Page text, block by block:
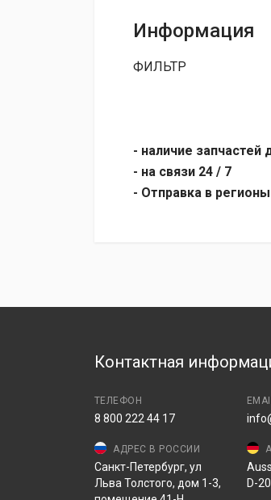
Информация
ФИЛЬТР
- наличие запчастей
- на связи 24 / 7
- Отправка в регионы
Контактная
ТЕЛЕФОН
8 800 222 44 17
АДРЕС В РОССИИ
Санкт-Петербург, ул
Льва Толстого, дом 1-3,
D-